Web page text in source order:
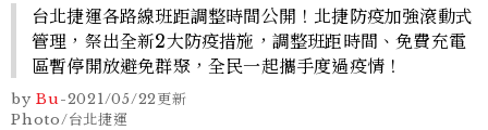
台北捷運各路線班距調整時間公開！北捷防疫加強滾動式
管理，祭出全新2大防疫措施，調整班距時間、免費充電
區暫停開放避免群聚，全民一起攜手度過疫情！
by Bu-2021/05/22更新
Photo/台北捷運